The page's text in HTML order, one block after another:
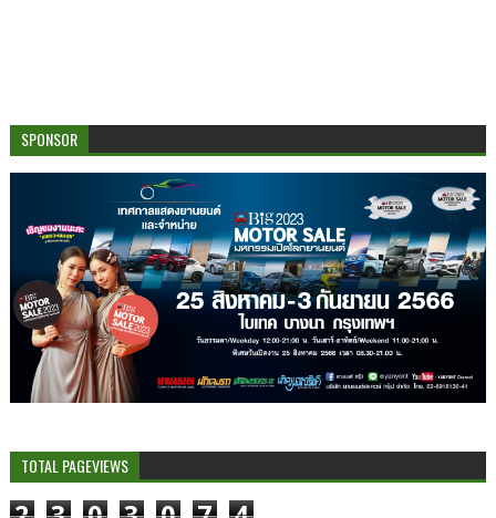
SPONSOR
TOTAL PAGEVIEWS